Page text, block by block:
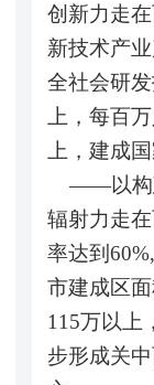
创新力走
新技术产
全社会研
上，每百
上，建成
——以构
辐射力走
率达到
市建成区
115万以上
步形成关